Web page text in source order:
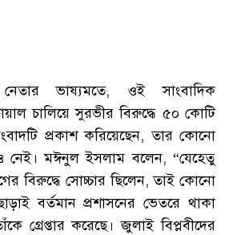
ভাষ্যমতে, ওই সাংবাদিক
চালিয়ে সুরভীর বিরুদ্ধে ৫০ কোটি
প্রকাশ করিয়েছেন, তার কোনো
নেই। মঈনুল ইসলাম বলেন, “যেহেতু
বিরুদ্ধে সোচ্চার ছিলেন, তাই কোনো
বর্তমান প্রশাসনের ভেতরে থাকা
গ্রেপ্তার করেছে। জুলাই বিপ্লবীদের